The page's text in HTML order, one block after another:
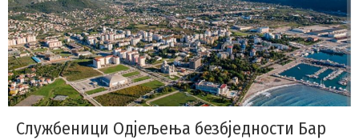
Службеници Одјељења безбједности Бар